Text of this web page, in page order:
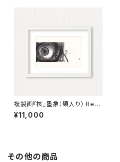
複製画『核』墨象（額入り） Repr
oduction painting「The Cor
e」（Framed）
¥11,000
その他の商品